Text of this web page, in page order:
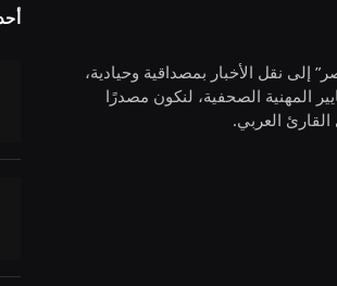
نقل الأخبار بمصداقية وحيادية،
المهنية الصحفية، لنكون مصدرًا
العربي.